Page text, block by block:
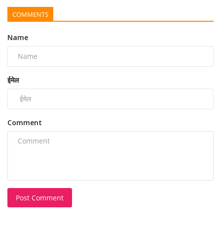
COMMENTS
Name
ईमेल
Comment
Post Comment